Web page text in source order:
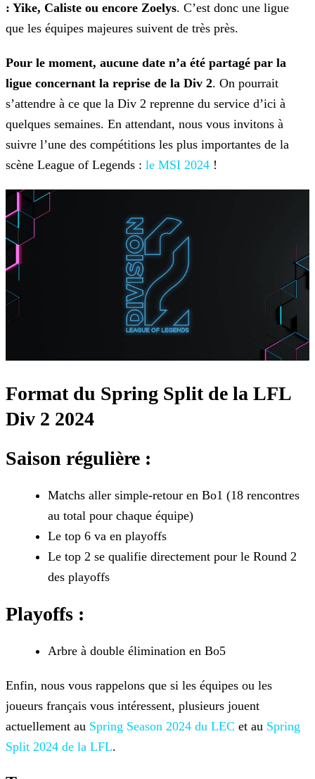
: Yike, Caliste ou encore Zoelys. C’est donc une ligue
que les équipes majeures suivent de très près.
Pour le moment, aucune date n’a été partagé par la
ligue concernant la reprise de la Div 2. On pourrait
s’attendre à ce que la Div 2 reprenne du service d’ici à
quelques semaines. En attendant, nous vous invitons à
suivre l’une des compétitions les plus importantes de la
scène League of Legends : le MSI 2024 !
Format du Spring Split de la LFL
Div 2 2024
Saison régulière :
Matchs aller simple-retour en Bo1 (18 rencontres
au total pour chaque équipe)
Le top 6 va en playoffs
Le top 2 se qualifie directement pour le Round 2
des playoffs
Playoffs :
Arbre à double élimination en Bo5
Enfin, nous vous rappelons que si les équipes ou les
joueurs français vous intéressent, plusieurs jouent
actuellement au Spring Season 2024 du LEC et au Spring
Split 2024 de la LFL.